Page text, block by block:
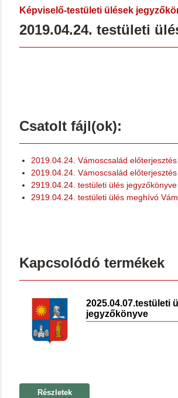
Képviselő-testületi ülések
2019.04.24. testületi
Csatolt fájl(ok):
2019.04.24. Vámoscsalád
2019.04.24. Vámoscsalád
2919.04.24. testületi ülés
2919.04.24. testületi ülés meghívó
Kapcsolódó termékek
2025.04.07.testületi
jegyzőkönyve
Részletek